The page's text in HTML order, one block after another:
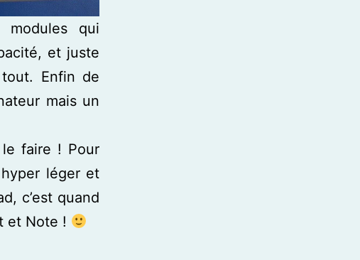
qui
et juste
Enfin de
mais un
faire ! Pour
léger et
c’est quand
et Note !